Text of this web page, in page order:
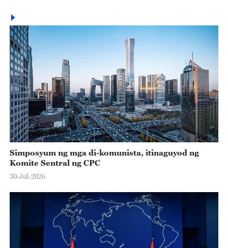
Simposyum ng mga di-komunista, itinaguyod ng
Komite Sentral ng CPC
30-Jul-2026